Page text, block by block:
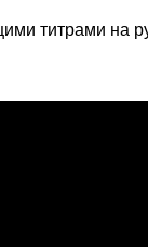
титрами на